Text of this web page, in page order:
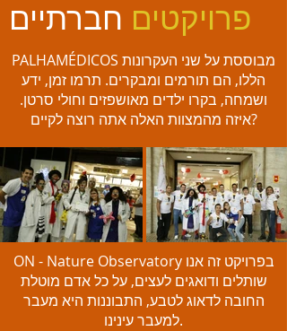
פרויקטים חברתיים
PALHAMÉDICOS מבוססת על שני העקרונות
הללו, הם תורמים ומבקרים. תרמו זמן, ידע
ושמחה, בקרו ילדים מאושפזים וחולי סרטן.
איזה מהמצוות האלה אתה רוצה לקיים?
ON - Nature Observatory בפרויקט זה אנו
שותלים ודואגים לעצים, על כל אדם מוטלת
החובה לדאוג לטבע, התבוננות היא מעבר
למעבר עינינו.